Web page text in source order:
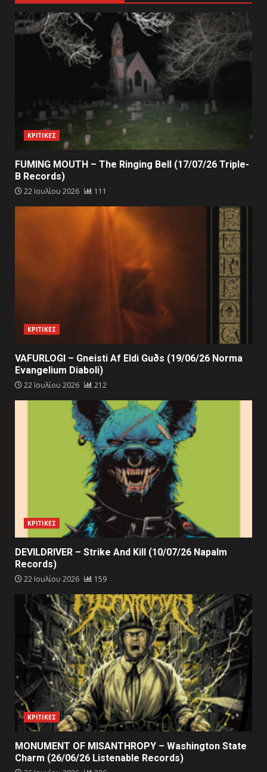
ΚΡΙΤΙΚΕΣ
FUMING MOUTH – The Ringing Bell (17/07/26 Triple-
B Records)
22 Ιουλίου 2026 111
ΚΡΙΤΙΚΕΣ
VAFURLOGI – Gneisti Af Eldi Guðs (19/06/26 Norma
Evangelium Diaboli)
22 Ιουλίου 2026 212
ΚΡΙΤΙΚΕΣ
DEVILDRIVER – Strike And Kill (10/07/26 Napalm
Records)
22 Ιουλίου 2026 159
ΚΡΙΤΙΚΕΣ
MONUMENT OF MISANTHROPY – Washington State
Charm (26/06/26 Listenable Records)